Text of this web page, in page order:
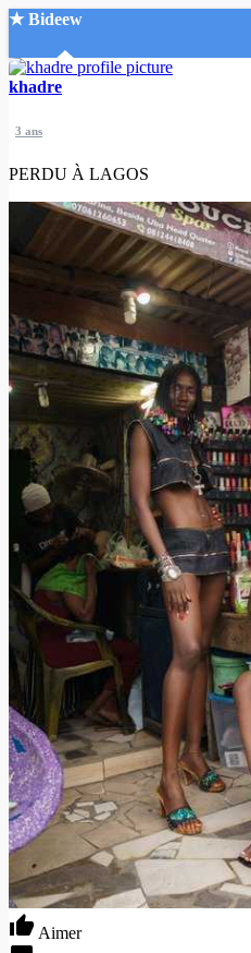
★ Bideew
Accueil
Recherche Avancée
Mon compte
Connexion
Créer un compte
Mode nuit
khadre
3 ans
PERDU À LAGOS
Aimer